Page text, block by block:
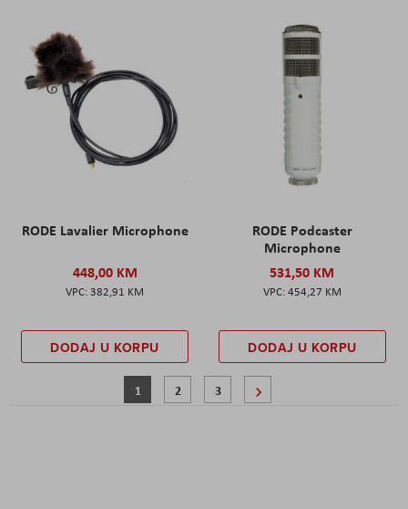
RODE Lavalier Microphone
448,00 KM
382,91 KM
DODAJ U KORPU
RODE Podcaster
Microphone
531,50 KM
454,27 KM
DODAJ U KORPU
Stranica
Trenutno pregledavate stranicu
1 Stranica
2 Stranica
3